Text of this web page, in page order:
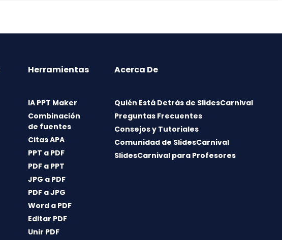
Herramientas
IA PPT Maker
Combinación
de fuentes
Citas APA
PPT a PDF
PDF a PPT
JPG a PDF
PDF a JPG
Word a PDF
Editar PDF
Unir PDF
Acerca De
Quién Está Detrás de SlidesCarnival
Preguntas Frecuentes
Consejos y Tutoriales
Comunidad de SlidesCarnival
SlidesCarnival para Profesores